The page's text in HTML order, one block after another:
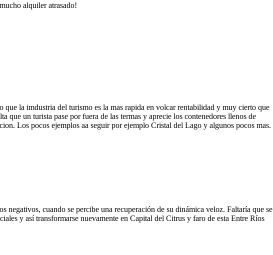
alquiler atrasado!
que la imdustria del turismo es la mas rapida en volcar rentabilidad y muy cierto que
que un turista pase por fuera de las termas y aprecie los contenedores llenos de
Los pocos ejemplos aa seguir por ejemplo Cristal del Lago y algunos pocos mas.
negativos, cuando se percibe una recuperación de su dinámica veloz. Faltaría que se
y así transformarse nuevamente en Capital del Citrus y faro de esta Entre Ríos